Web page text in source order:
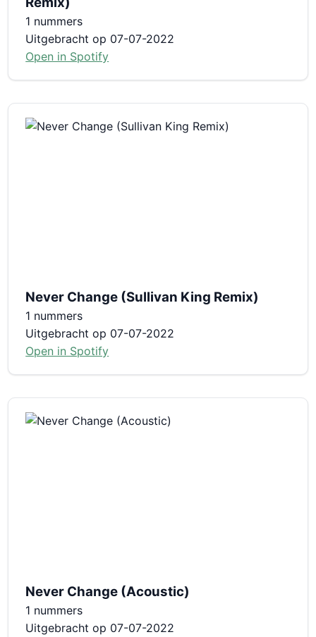
1 nummers
Uitgebracht op 07-07-2022
Open in Spotify
Never Change (Sullivan King Remix)
1 nummers
Uitgebracht op 07-07-2022
Open in Spotify
Never Change (Acoustic)
1 nummers
Uitgebracht op 07-07-2022